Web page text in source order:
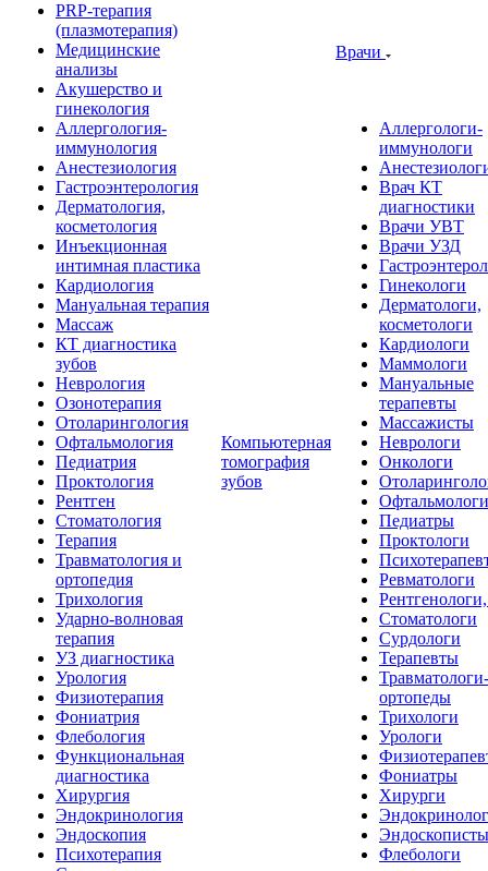
PRP-терапия
(плазмотерапия)
Медицинские
анализы
Акушерство и
гинекология
Аллергология-
иммунология
Анестезиология
Гастроэнтерология
Дерматология,
косметология
Инъекционная
интимная пластика
Кардиология
Мануальная терапия
Массаж
КТ диагностика
зубов
Неврология
Озонотерапия
Отоларингология
Офтальмология
Педиатрия
Проктология
Рентген
Стоматология
Терапия
Травматология и
ортопедия
Трихология
Ударно-волновая
терапия
УЗ диагностика
Урология
Физиотерапия
Фониатрия
Флебология
Функциональная
диагностика
Хирургия
Эндокринология
Эндоскопия
Психотерапия
Компьютерная
томография
зубов
Врачи
Аллергологи-
иммунологи
Врач КТ
диагностики
Врачи УВТ
Врачи УЗД
Гинекологи
Дерматологи,
косметологи
Кардиологи
Маммологи
Мануальные
терапевты
Массажисты
Неврологи
Онкологи
Офтальмологи
Педиатры
Проктологи
Ревматологи
Стоматологи
Сурдологи
Терапевты
Травматологи-
ортопеды
Трихологи
Урологи
Фониатры
Хирурги
Эндоскописты
Флебологи